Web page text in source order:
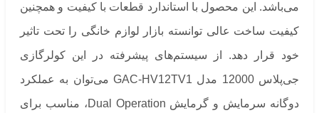
می‌باشد. این محصول با استاندارد قطعات با کیفیت و همچنین
کیفیت ساخت عالی توانسته بازار لوازم خانگی را تحت تاثیر
خود قرار دهد. از سیستم‌های پیشرفته در این کولرگازی
جی‌پلاس 12000 مدل GAC-HV12TV1 می‌توان به عملکرد
دوگانه سرمایش و گرمایش Dual Operation، مناسب برای